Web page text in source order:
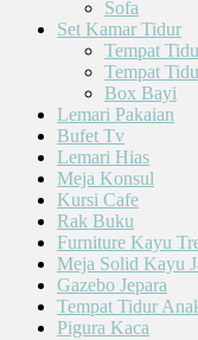
Sofa
Set Kamar Tidur
Tempat
Tempat
Box Bayi
Lemari Pakaian
Bufet Tv
Lemari Hias
Meja Konsul
Kursi Cafe
Rak Buku
Furniture Kayu
Meja Solid Kayu
Gazebo Jepara
Tempat Tidur
Pigura Kaca